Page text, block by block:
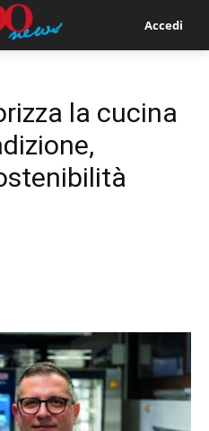
Accedi
la cucina